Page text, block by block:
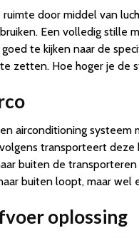
door middel van
Een volledig stille
te kijken naar de
zetten. Hoe hoger je de
airconditioning
transporteert
buiten de
buiten loopt, maar wel
oplossing